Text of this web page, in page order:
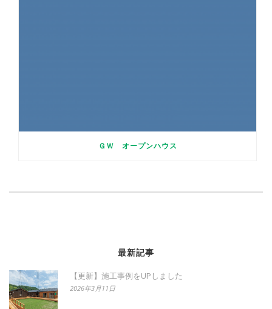
ＧＷ オープンハウス
最新記事
【更新】施工事例をUPしました
2026年3月11日